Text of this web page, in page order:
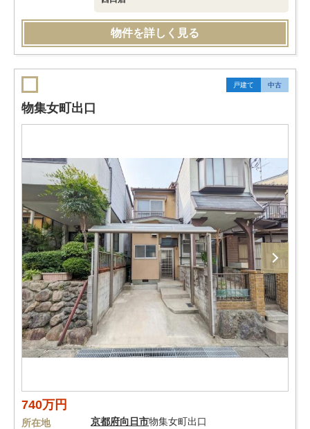
物件を詳しく見る
戸建て 中古
物集女町出口
740万円
所在地 京都府向日市物集女町出口